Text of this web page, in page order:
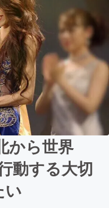
から世界
動する大切
い